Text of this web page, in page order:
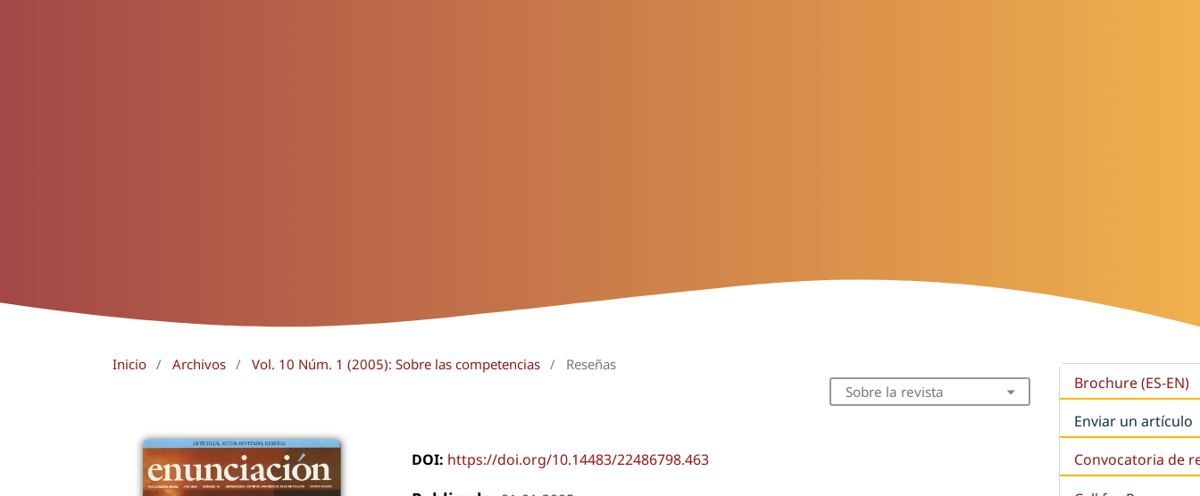
Inicio / Archivos / Vol. 10 Núm. 1 (2005): Sobre las competencias / Reseñas
DOI: https://doi.org/10.14483/22486798.463
Sobre la revista
Brochure (ES-EN)
Enviar un artículo
Convocatoria de